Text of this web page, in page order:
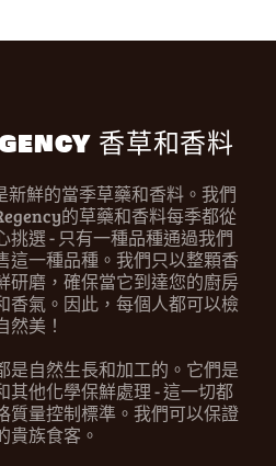
香草和香料
新鮮的當季草藥和香料。我們
的草藥和香料每季都從
挑選 - 只有一種品種通過我們
這一種品種。我們只以整顆香
研磨，確保當它到達您的廚房
香氣。因此，每個人都可以檢
然美！
是自然生長和加工的。它們是
其他化學保鮮處理 - 這一切都
質量控制標準。我們可以保證
貴族食客。